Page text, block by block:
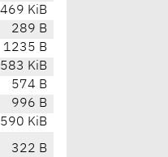
469 KiB
289 B
1235 B
583 KiB
574 B
996 B
590 KiB
322 B